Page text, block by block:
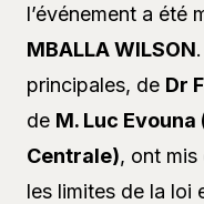
l’événement a été
MBALLA WILSON
principales, de Dr
de M. Luc Evouna
Centrale), ont mis
les limites de la loi